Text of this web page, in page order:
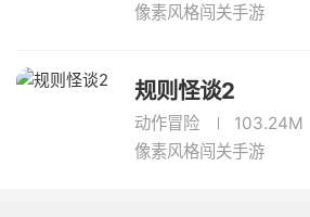
像素风格闯关手游
规则怪谈2
动作冒险
103.24M
像素风格闯关手游